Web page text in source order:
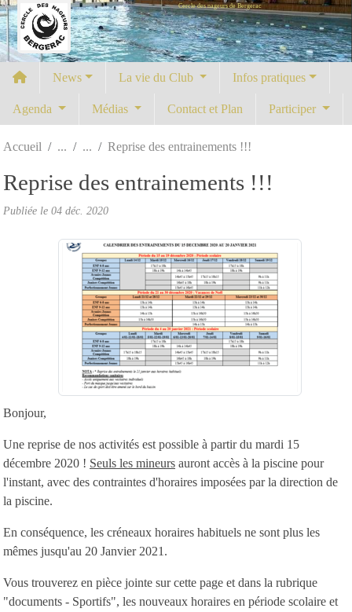
Cercle des nageurs de Bergerac
News La vie du Club Infos pratiques
Agenda Médias Contact et Plan Participer
Accueil Reprise des entrainements !!!
Reprise des entrainements !!!
Publiée le 04 déc. 2020
Bonjour,
Une reprise de nos activités est possible à partir du mardi 15
décembre 2020 ! Seuls les mineurs auront accès à la piscine pour
l'instant, avec des contraintes d'horaires imposées par la direction de
la piscine.
En conséquence, les créneaux horaires habituels ne sont plus les
mêmes jusqu'au 20 Janvier 2021.
Vous trouverez en pièce jointe sur cette page et dans la rubrique
"documents - Sportifs", les nouveaux horaires en période scolaire et
Panneau de gestion des cookies